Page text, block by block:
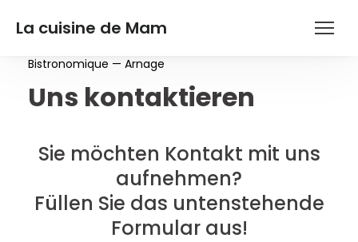
La cuisine de Mam
Bistronomique — Arnage
Uns kontaktieren
Sie möchten Kontakt mit uns
aufnehmen?
Füllen Sie das untenstehende
Formular aus!